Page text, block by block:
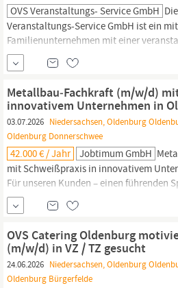
OVS Veranstaltungs- Service GmbH
Veranstaltungs-Service GmbH ist ein
Familienunternehmen mit einer
Gastronomie.
Wir bewirten seit 1996
Veranstaltungen in den Weser-Ems-
koordinieren auch alle unsere
Haus Eventcatering) von dort aus. Zur...
Metallbau‑Fachkraft (m/w/d)
innovativem Unternehmen in
03.07.2026 Niedersachsen, Oldenburg
Oldenburg Donnerschwee
42.000 € / Jahr Jobtimum GmbH
mit Schweißpraxis in innovativem
Für unseren Kunden – einen führenden
hochwertige
Gastronomieeinrichtungen
Innenausbaukonzepte – suchen wir eine
und realisiert individuelle
OVS Catering Oldenburg
(m/w/d) in VZ / TZ gesucht
24.06.2026 Niedersachsen, Oldenburg
Oldenburg Bürgerfelde